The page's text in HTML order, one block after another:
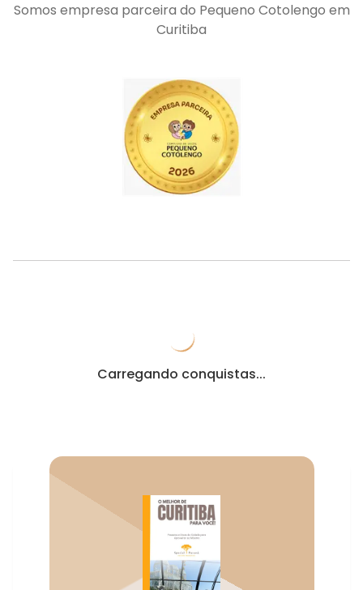
Somos empresa parceira do Pequeno Cotolengo em
Curitiba
Carregando conquistas...